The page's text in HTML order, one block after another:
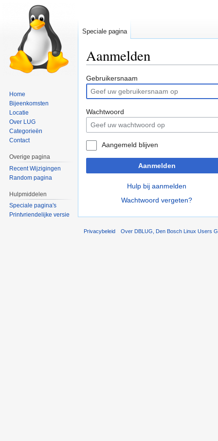
Aanmelden
Naar
navigatie
springen
Naar
zoeken
springen
Gebruikersnaam
Wachtwoord
Aangemeld blijven
Aanmelden
Hulp bij aanmelden
Wachtwoord vergeten?
Speciale pagina
Home
Bijeenkomsten
Locatie
Over LUG
Categorieën
Contact
Overige pagina
Recent Wijzigingen
Random pagina
Hulpmiddelen
Speciale pagina's
Printvriendelijke versie
Privacybeleid Over DBLUG, Den Bosch Linux Users